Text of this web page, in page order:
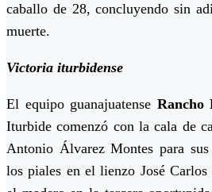
caballo de 28, concluyendo sin
muerte.
Victoria iturbidense
El equipo guanajuatense Rancho
Iturbide comenzó con la cala de
Antonio Álvarez Montes para
los piales en el lienzo José Carlos